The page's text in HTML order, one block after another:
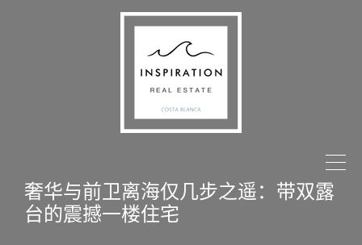
奢华与前卫离海仅几步之遥：带双露
台的震撼一楼住宅